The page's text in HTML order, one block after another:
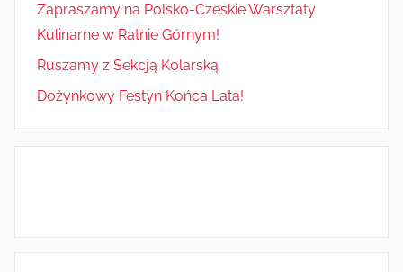
Zapraszamy na Polsko-Czeskie Warsztaty
Kulinarne w Ratnie Górnym!
Ruszamy z Sekcją Kolarską
Dożynkowy Festyn Końca Lata!